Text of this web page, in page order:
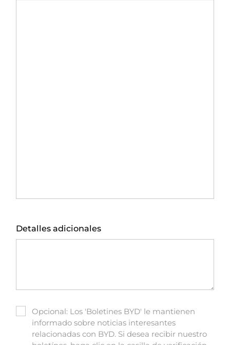
Detalles adicionales
Opcional: Los 'Boletines BYD' le mantienen
informado sobre noticias interesantes
relacionadas con BYD. Si desea recibir nuestro